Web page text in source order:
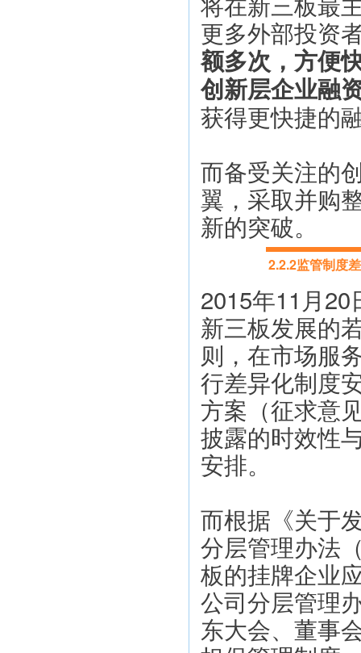
更多外部投资
额多次，方便
创新层企业融
获得更快捷的
而备受关注的
翼，采取并购
新的突破。
2.2.2监管制度
2015年11月
新三板发展的
则，在市场服
行差异化制度
方案（征求意
披露的时效性
安排。
而根据《关于
分层管理办法
板的挂牌企业
公司分层管理
东大会、董事